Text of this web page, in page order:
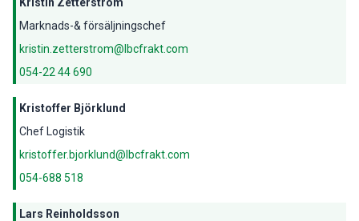
Marknads-& försäljningschef
kristin.zetterstrom@lbcfrakt.com
054-22 44 690
Kristoffer Björklund
Chef Logistik
kristoffer.bjorklund@lbcfrakt.com
054-688 518
Lars Reinholdsson